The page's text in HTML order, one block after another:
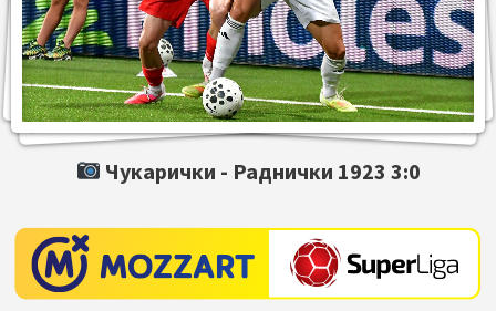
Чукарички - Раднички 1923 3:0